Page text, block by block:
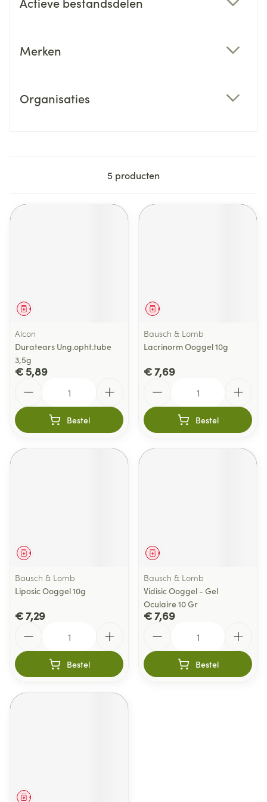
Merken
Organisaties
5 producten
Geneesmiddel
Alcon
Duratears Ung.opht.tube
3,5g
€ 5,89
Bestel
Geneesmiddel
Bausch & Lomb
Lacrinorm Ooggel 10g
€ 7,69
Bestel
Geneesmiddel
Bausch & Lomb
Liposic Ooggel 10g
€ 7,29
Bestel
Geneesmiddel
Bausch & Lomb
Vidisic Ooggel - Gel
Oculaire 10 Gr
€ 7,69
Bestel
Geneesmiddel